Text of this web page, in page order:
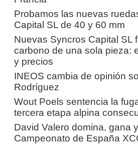
Probamos las nuevas
Capital SL de 40 y 60 mm
Nuevas Syncros Capital SL
carbono de una sola pieza:
y precios
INEOS cambia de opinión
Rodríguez
Wout Poels sentencia la
tercera etapa alpina
David Valero domina, gana
Campeonato de España